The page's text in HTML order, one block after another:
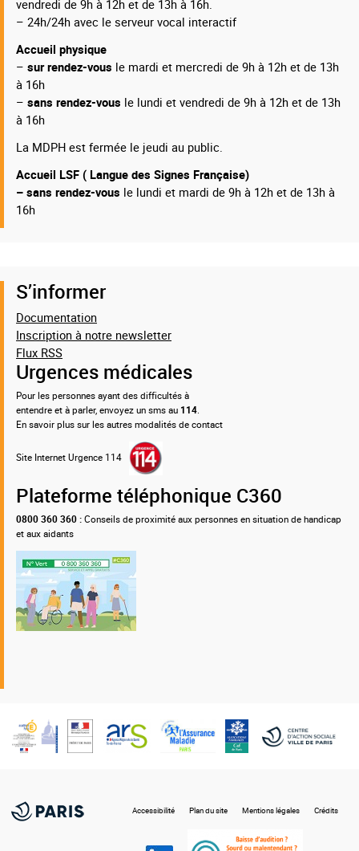
vendredi de 9h à 12h et de 13h à 16h.
– 24h/24h avec le serveur vocal interactif
Accueil physique
– sur rendez-vous le mardi et mercredi de 9h à 12h et de 13h
à 16h
– sans rendez-vous le lundi et vendredi de 9h à 12h et de 13h
à 16h
La MDPH est fermée le jeudi au public.
Accueil LSF ( Langue des Signes Française)
– sans rendez-vous le lundi et mardi de 9h à 12h et de 13h à
16h
S’informer
Documentation
Inscription à notre newsletter
Flux RSS
Urgences médicales
Pour les personnes ayant des difficultés à
entendre et à parler, envoyez un sms au 114.
En savoir plus sur les autres modalités de contact
Site Internet Urgence 114
Plateforme téléphonique C360
0800 360 360 : Conseils de proximité aux personnes en situation de handicap
et aux aidants
Nos
partenaires
Accessibilité Plan du site Mentions légales Crédits